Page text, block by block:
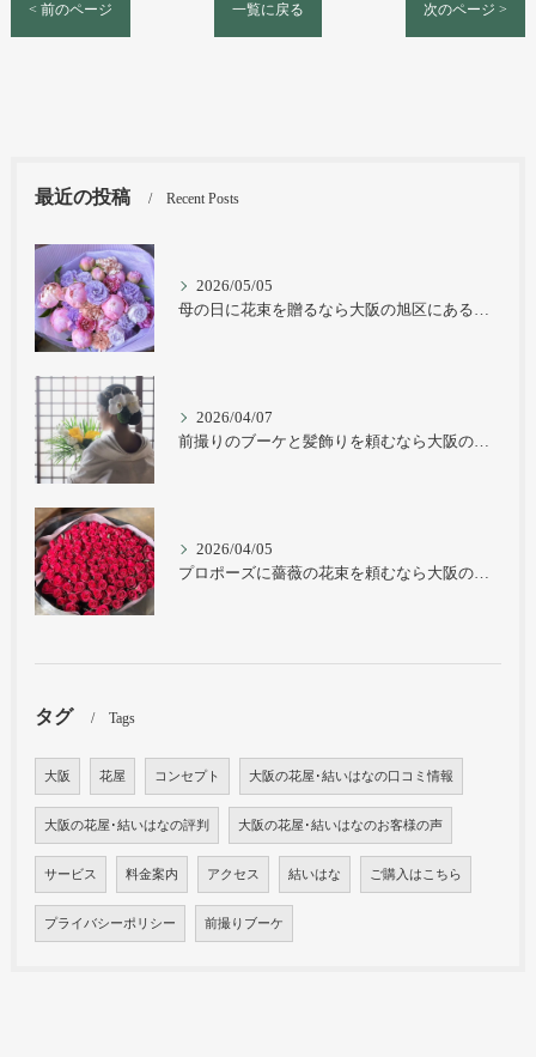
< 前のページ 一覧に戻る 次のページ >
最近の投稿 Recent Posts
2026/05/05
母の日に花束を贈るなら大阪の旭区にある花屋｜結いはなで
2026/04/07
前撮りのブーケと髪飾りを頼むなら大阪の旭区にある花屋｜結いはなで
2026/04/05
プロポーズに薔薇の花束を頼むなら大阪の旭区にある花屋｜結いはなで
タグ Tags
大阪 花屋 コンセプト 大阪の花屋･結いはなの口コミ情報
大阪の花屋･結いはなの評判 大阪の花屋･結いはなのお客様の声
サービス 料金案内 アクセス 結いはな ご購入はこちら
プライバシーポリシー 前撮りブーケ